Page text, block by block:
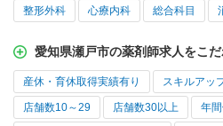
整形外科 心療内科 総合科目
愛知県瀬戸市の薬剤師求人をこ
産休・育休取得実績有り スキルアッ
店舗数10～29 店舗数30以上 年